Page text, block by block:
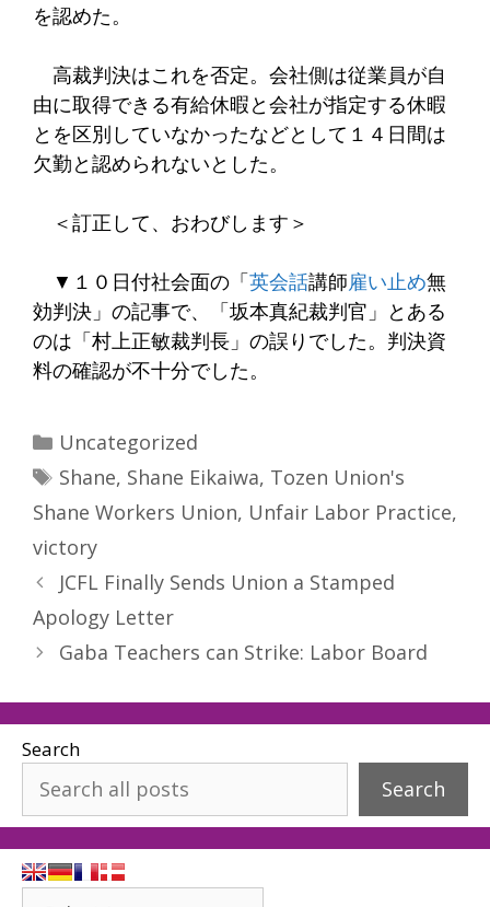
を認めた。
高裁判決はこれを否定。会社側は従業員が自
由に取得できる有給休暇と会社が指定する休暇
とを区別していなかったなどとして１４日間は
欠勤と認められないとした。
＜訂正して、おわびします＞
▼１０日付社会面の「英会話講師雇い止め無
効判決」の記事で、「坂本真紀裁判官」とある
のは「村上正敏裁判長」の誤りでした。判決資
料の確認が不十分でした。
Categories
Uncategorized
Tags
Shane, Shane Eikaiwa, Tozen Union's
Shane Workers Union, Unfair Labor Practice,
victory
JCFL Finally Sends Union a Stamped
Apology Letter
Gaba Teachers can Strike: Labor Board
Search
Search